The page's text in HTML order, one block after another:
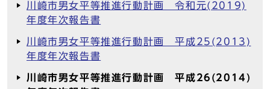
川崎市男女平等推進行動計画 令和元(2019)
年度年次報告書
川崎市男女平等推進行動計画 平成25(2013)
年度年次報告書
川崎市男女平等推進行動計画 平成26(2014)